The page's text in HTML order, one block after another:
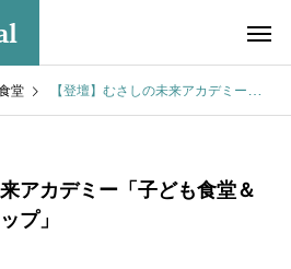
堂 【登壇】むさしの未来アカデミー「子ども食堂＆エコ素材ワークショップ」
アカデミー「子ども食堂＆
プ」